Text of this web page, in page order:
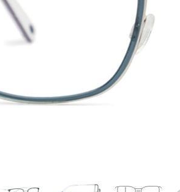
54 mm
Linsbredd
Linsbredd